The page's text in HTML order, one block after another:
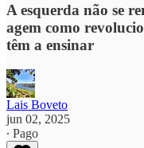
A esquerda não se
agem como
têm a ensinar
Lais Boveto
jun 02, 2025
∙ Pago